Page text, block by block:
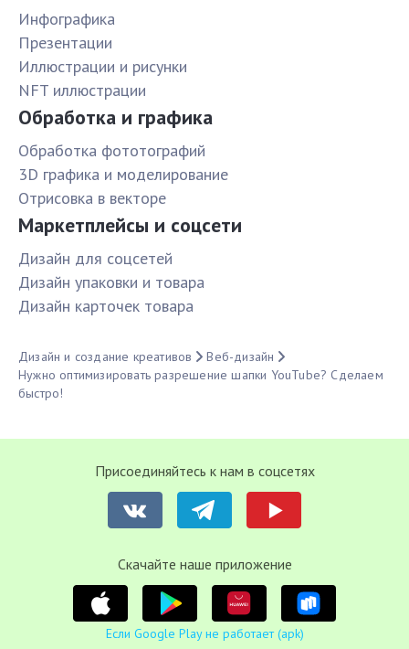
Инфографика
Презентации
Иллюстрации и рисунки
NFT иллюстрации
Обработка и графика
Обработка фототографий
3D графика и моделирование
Отрисовка в векторе
Маркетплейсы и соцсети
Дизайн для соцсетей
Дизайн упаковки и товара
Дизайн карточек товара
Дизайн и создание креативов
Веб-дизайн
Нужно оптимизировать разрешение шапки YouTube? Сделаем
быстро!
Присоединяйтесь к нам в соцсетях
Cкачайте наше приложение
Если Google Play не работает (apk)